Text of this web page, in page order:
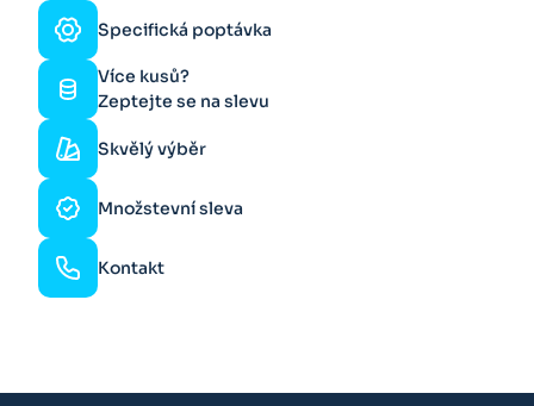
Specifická poptávka
Více kusů?
Zeptejte se na slevu
Skvělý výběr
Množstevní sleva
Kontakt